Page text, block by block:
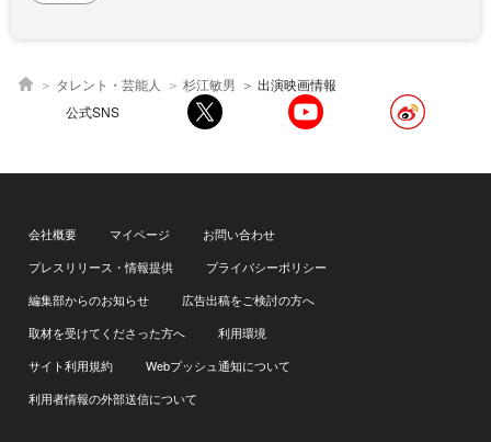
タレント・芸能人 杉江敏男
出演映画情報
公式SNS
会社概要 マイページ
お問い合わせ
プレスリリース・情報提供
プライバシーポリシー
編集部からのお知らせ
広告出稿をご検討の方へ
取材を受けてくださった方へ
利用環境
サイト利用規約
Webプッシュ通知について
利用者情報の外部送信について